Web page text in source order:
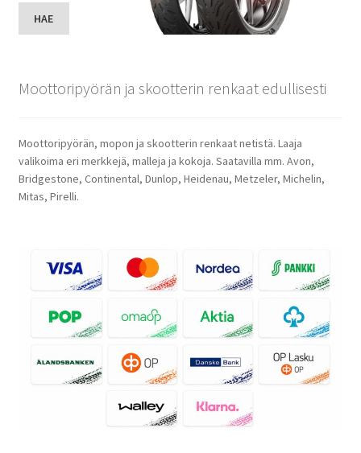
HAE
Moottoripyörän ja skootterin renkaat edullisesti
Moottoripyörän, mopon ja skootterin renkaat netistä. Laaja
valikoima eri merkkejä, malleja ja kokoja. Saatavilla mm. Avon,
Bridgestone, Continental, Dunlop, Heidenau, Metzeler, Michelin,
Mitas, Pirelli.